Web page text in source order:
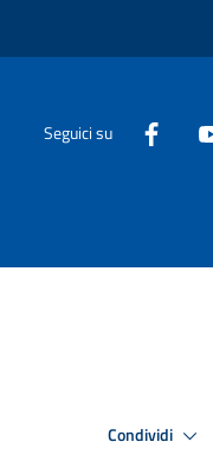
Seguici su
Condividi